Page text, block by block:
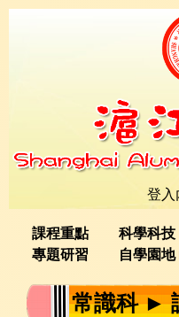
登入
課程重點 科學科技
專題研習
自學園地
常識科 ►